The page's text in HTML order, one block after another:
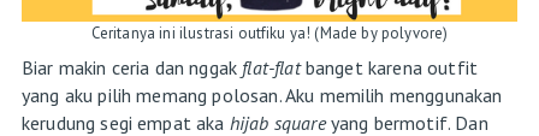
Ceritanya ini ilustrasi outfiku ya! (Made by polyvore)
Biar makin ceria dan nggak flat-flatbanget karena outfit
yang aku pilih memang polosan. Aku memilih menggunakan
kerudung segi empat aka hijab squareyang bermotif. Dan